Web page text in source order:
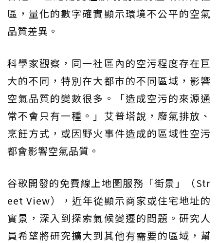
區，量化的數字確實顯示環境不公平的空氣
品質差異。
科學家觀察，同一社區內的空污程度存在巨
大的不同，特別在大都市的不同區域，影響
空氣品質的變數很多。「造成空污的來源通
常不會只有一種。」艾普塔說，廢氣排放、
烹飪方式，或因野火事件造成的區域性空污
都會影響空氣品質。
谷歌開發的免費線上地圖服務「街景」（Str
eet View），近年從顯示商家或住宅地址的
實景，深入到探索氣候變遷的問題。研究人
員希望將研究擴大到其他有需要的區域，幫